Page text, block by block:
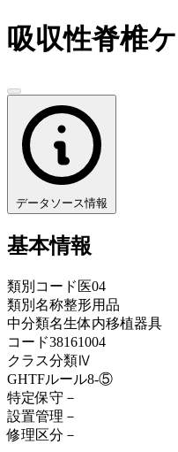
吸収性脊椎
データソース情報
基本情報
類別コード 医04
類別名称整形用品
中分類名生体内移植器具
コード38161004
クラス分類Ⅳ
GHTFルール8-⑤
特定保守 －
設置管理 －
修理区分 －